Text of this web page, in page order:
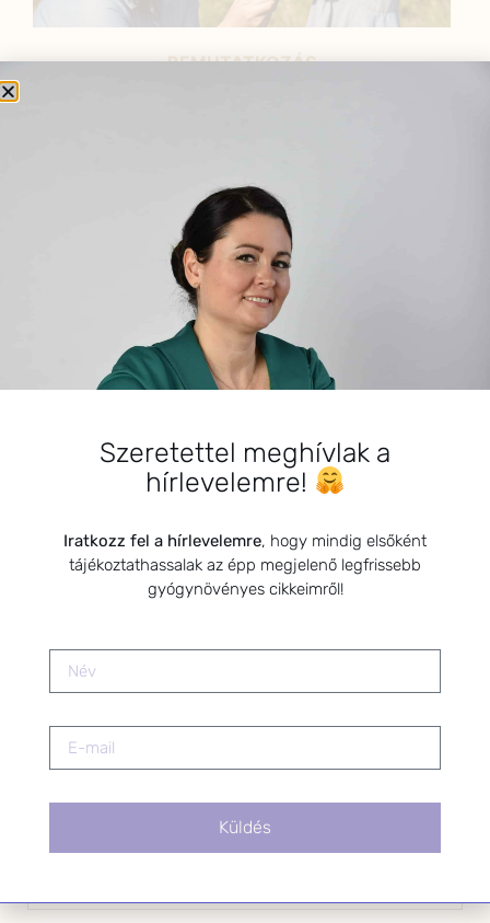
BEMUTATKOZÁS
férfiak egészségének megőrzése és helyreállítása.
HÍRLEVÉL
HÍRLEVÉL FELIRATKOZÁS
az alábbi nyilatkozatot:
Hozzájárulok, hogy az
Adatkezelési tájékoztatóban
hírleveleket küldjön nekem.
A hírlevélről bármikor
linkre kattintva.
Szeretettel meghívlak a
hírlevelemre!
Iratkozz fel a hírlevelemre, hogy mindig elsőként
tájékoztathassalak az épp megjelenő legfrissebb
gyógynövényes cikkeimről!
Küldés